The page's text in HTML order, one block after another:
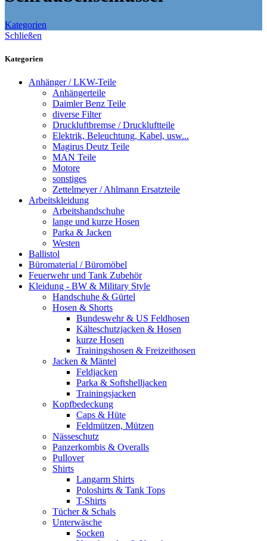
Kategorien
Schließen
Kategorien
Anhänger / LKW-Teile
Anhängerteile
Daimler Benz Teile
diverse Filter
Druckluftbremse / Druckluftteile
Elektrik, Beleuchtung, Kabel, usw...
Magirus Deutz Teile
MAN Teile
Motore
sonstiges
Zettelmeyer / Ahlmann Ersatzteile
Arbeitskleidung
Arbeitshandschuhe
lange und kurze Hosen
Parka & Jacken
Westen
Ballistol
Büromaterial / Büromöbel
Feuerwehr und Tank Zubehör
Kleidung - BW & Military Style
Handschuhe & Gürtel
Hosen & Shorts
Bundeswehr & US Feldhosen
Kälteschutzjacken & Hosen
kurze Hosen
Trainingshosen & Freizeithosen
Jacken & Mäntel
Feldjacken
Parka & Softshelljacken
Trainingsjacken
Kopfbedeckung
Caps & Hüte
Feldmützen, Mützen
Nässeschutz
Panzerkombis & Overalls
Pullover
Shirts
Langarm Shirts
Poloshirts & Tank Tops
T-Shirts
Tücher & Schals
Unterwäsche
Socken